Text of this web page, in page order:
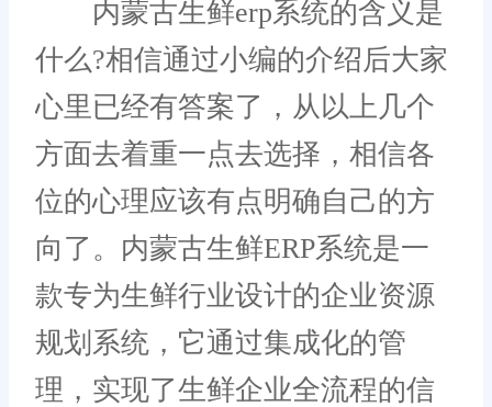
内蒙古生鲜erp系统的含义是
什么?相信通过小编的介绍后大家
心里已经有答案了，从以上几个
方面去着重一点去选择，相信各
位的心理应该有点明确自己的方
向了。内蒙古生鲜ERP系统是一
款专为生鲜行业设计的企业资源
规划系统，它通过集成化的管
理，实现了生鲜企业全流程的信